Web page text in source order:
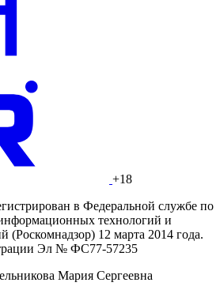
+18
в Федеральной службе по
технологий и
(Роскомнадзор) 12 марта 2014 года.
Эл № ФС77-57235
Мария Сергеевна